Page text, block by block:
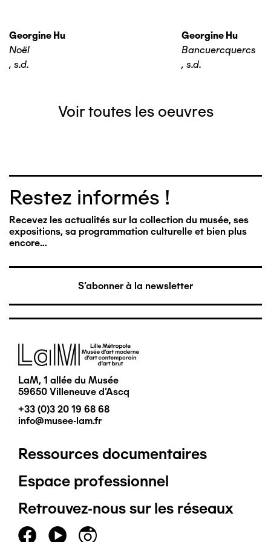
Georgine Hu
Noël
, s.d.
Georgine Hu
Bancuercquercs
, s.d.
Voir toutes les oeuvres
Restez informés !
Recevez les actualités sur la collection du musée, ses
expositions, sa programmation culturelle et bien plus
encore…
S'abonner à la newsletter
Image
LaM, 1 allée du Musée
59650 Villeneuve d'Ascq
+33 (0)3 20 19 68 68
info@musee-lam.fr
Pied
de
page
Ressources documentaires
Espace professionnel
Retrouvez-nous sur les réseaux